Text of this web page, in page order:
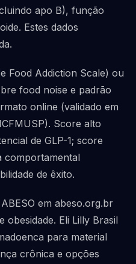
apo B), função
Estes dados
Food Addiction Scale) ou
food noise e padrão
online (validado em
Score alto
de GLP-1; score
comportamental
de êxito.
em abeso.org.br
obesidade. Eli Lilly Brasil
para material
crônica e opções